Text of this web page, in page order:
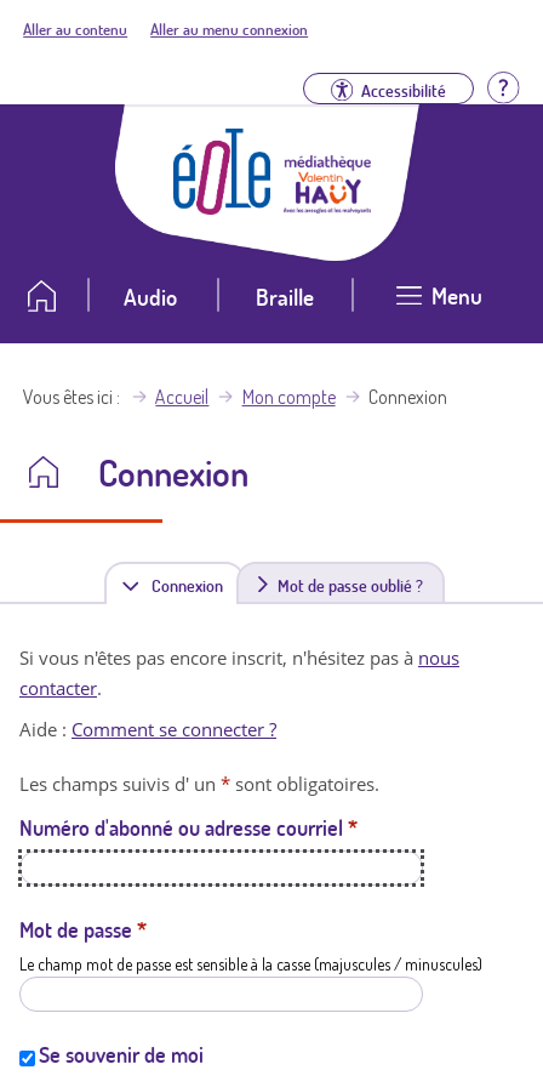
Aller au contenu Aller au menu connexion
Accessibilité
Audio Braille Menu
Vous êtes ici Accueil Mon compte Connexion
Connexion
Connexion(
n
t
a
t
i
Mot de passe oublié ?
Si vous n'êtes pas encore inscrit, n'hésitez pas à nous
contacter.
Aide : Comment se connecter ?
Les champs suivis d' un * sont obligatoires.
Numéro d'abonné ou adresse courriel *
Mot de passe *
Le champ mot de passe est sensible à la casse (majuscules / minuscules)
Se souvenir de moi